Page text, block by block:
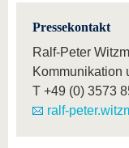
Pressekontakt
Ralf-Peter
Kommunikation
T +49 (0) 3573
ralf-